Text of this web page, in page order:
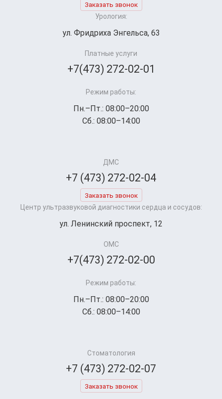
Заказать звонок
Урология:
ул. Фридриха Энгельса, 63
Платные услуги
+7(473) 272-02-01
Режим работы:
Пн.–Пт.: 08:00–20:00
Сб.: 08:00–14:00
ДМС
+7 (473) 272-02-04
Заказать звонок
Центр ультразвуковой диагностики сердца и сосудов:
ул. Ленинский проспект, 12
ОМС
+7(473) 272-02-00
Режим работы:
Пн.–Пт.: 08:00–20:00
Сб.: 08:00–14:00
Стоматология
+7 (473) 272-02-07
Заказать звонок